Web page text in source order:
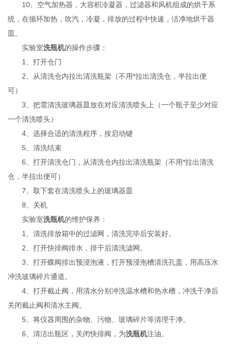
10、空气加热器，大容积冷凝器，过滤器和风机组成的烘干系
统，在循环加热，吹汽，冷凝，排放的过程中快速，洁净地烘干器
皿。
实验室洗瓶机的操作步骤：
1、打开仓门
2、从清洗仓内拉出清洗瓶架（不用*拉出清洗仓，半拉出便
可）
3、把需清洗玻璃器皿放在对应清洗喷头上（一个瓶子至少对应
一个清洗喷头）
4、选择合适的清洗程序，按启动键
5、清洗结束
6、打开清洗仓门，从清洗仓内拉出清洗瓶架（不用*拉出清洗
仓，半拉出便可）
7、取下套在清洗喷头上的玻璃器皿
8、关机
实验室洗瓶机的维护保养：
1、清洗排放箱中的过滤网，清洗完毕后安装好。
2、打开快排阀排水，排干后清洗滤网。
3、打开蝶阀排出预浸泡液，打开预浸泡槽清洗孔盖，用高压水
冲洗玻璃碎片通道。
4、打开截止阀，用清水分别冲洗温水槽和热水槽，冲洗干净后
关闭截止阀和清水主阀。
5、将仪器周围的杂物、污物、玻璃碎片等清理干净。
6、清洁出瓶区，关闭快排阀，为洗瓶机注油。